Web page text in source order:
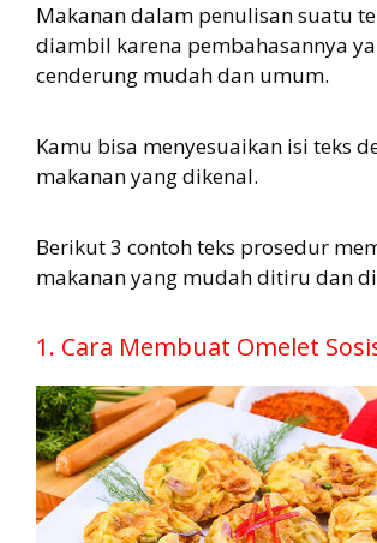
Makanan dalam penulisan suatu
diambil karena pembahasannya
cenderung mudah dan umum.
Kamu bisa menyesuaikan isi teks
makanan yang dikenal.
Berikut 3 contoh teks prosedur
makanan yang mudah ditiru dan
1. Cara Membuat Omelet